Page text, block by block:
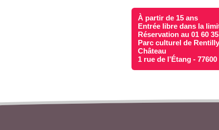
À partir de 15 ans
Entrée libre dans la
Réservation au 01 60
Parc culturel de
Château
1 rue de l’Étang -